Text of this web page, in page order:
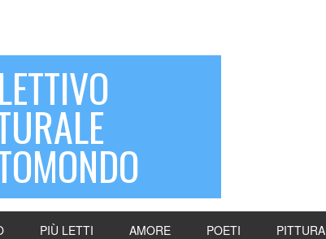
PIÙ LETTI AMORE POETI PITTURA